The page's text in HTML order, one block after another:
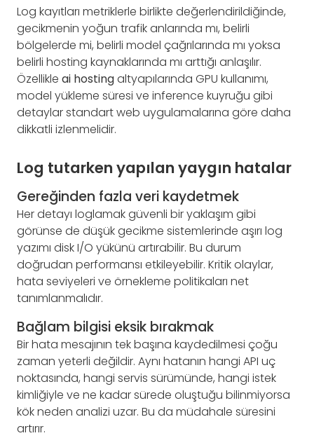
Log kayıtları metriklerle birlikte değerlendirildiğinde,
gecikmenin yoğun trafik anlarında mı, belirli
bölgelerde mi, belirli model çağrılarında mı yoksa
belirli hosting kaynaklarında mı arttığı anlaşılır.
Özellikle ai hostingaltyapılarında GPU kullanımı,
model yükleme süresi ve inference kuyruğu gibi
detaylar standart web uygulamalarına göre daha
dikkatli izlenmelidir.
Log tutarken yapılan yaygın hatalar
Gereğinden fazla veri kaydetmek
Her detayı loglamak güvenli bir yaklaşım gibi
görünse de düşük gecikme sistemlerinde aşırı log
yazımı disk I/O yükünü artırabilir. Bu durum
doğrudan performansı etkileyebilir. Kritik olaylar,
hata seviyeleri ve örnekleme politikaları net
tanımlanmalıdır.
Bağlam bilgisi eksik bırakmak
Bir hata mesajının tek başına kaydedilmesi çoğu
zaman yeterli değildir. Aynı hatanın hangi API uç
noktasında, hangi servis sürümünde, hangi istek
kimliğiyle ve ne kadar sürede oluştuğu bilinmiyorsa
kök neden analizi uzar. Bu da müdahale süresini
artırır.